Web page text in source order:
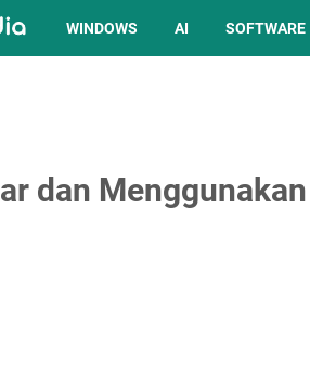
WINDOWS AI SOFTWARE
dan